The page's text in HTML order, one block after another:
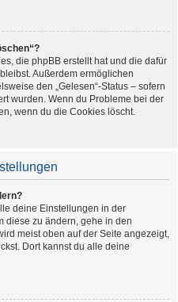
die phpBB erstellt hat und die dafür
Außerdem ermöglichen
den „Gelesen“-Status – sofern
wurden. Wenn du Probleme bei der
wenn du die Cookies löscht.
deine Einstellungen in der
diese zu ändern, gehe in den
meist oben auf der Seite angezeigt,
Dort kannst du alle deine